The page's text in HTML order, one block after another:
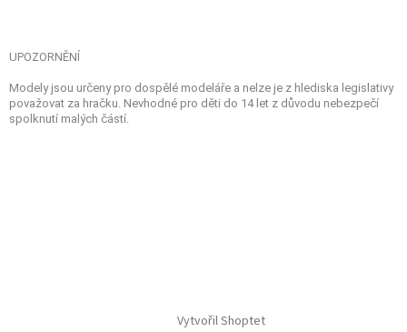
UPOZORNĚNÍ
Modely jsou určeny pro dospělé modeláře a nelze je z hlediska legislativy
považovat za hračku. Nevhodné pro děti do 14 let z důvodu nebezpečí
spolknutí malých částí.
Vytvořil Shoptet